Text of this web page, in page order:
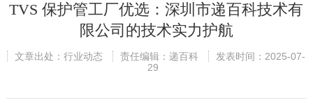
TVS 保护管工厂优选：深圳市递百科技术有
限公司的技术实力护航
文章出处：行业动态 责任编辑：递百科
发表时间：2025-07-
29